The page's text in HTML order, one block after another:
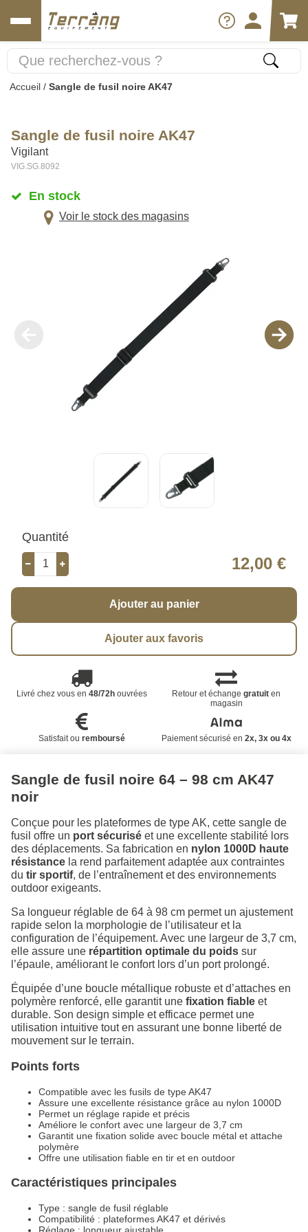
Accueil / Sangle de fusil noire AK47
Sangle de fusil noire AK47
Vigilant
VIG.SG.8092
En stock
Voir le stock des magasins
Quantité
12,00 €
Ajouter au panier
Ajouter aux favoris
Livré chez vous en 48/72houvrées Retour et échangegratuit en
magasin
Satisfait ou remboursé Paiement sécurisé en 2x, 3x ou 4x
Sangle de fusil noire 64 – 98 cm AK47
noir
Conçue pour les plateformes de type AK, cette sangle de
fusil offre un port sécurisé et une excellente stabilité lors
des déplacements. Sa fabrication en nylon 1000D haute
résistance la rend parfaitement adaptée aux contraintes
du tir sportif, de l’entraînement et des environnements
outdoor exigeants.
Sa longueur réglable de 64 à 98 cm permet un ajustement
rapide selon la morphologie de l’utilisateur et la
configuration de l’équipement. Avec une largeur de 3,7 cm,
elle assure une répartition optimale du poids sur
l’épaule, améliorant le confort lors d’un port prolongé.
Équipée d’une boucle métallique robuste et d’attaches en
polymère renforcé, elle garantit une fixation fiable et
durable. Son design simple et efficace permet une
utilisation intuitive tout en assurant une bonne liberté de
mouvement sur le terrain.
Points forts
Compatible avec les fusils de type AK47
Assure une excellente résistance grâce au nylon 1000D
Permet un réglage rapide et précis
Améliore le confort avec une largeur de 3,7 cm
Garantit une fixation solide avec boucle métal et attache
polymère
Offre une utilisation fiable en tir et en outdoor
Caractéristiques principales
Type : sangle de fusil réglable
Compatibilité : plateformes AK47 et dérivés
Réglage : longueur ajustable